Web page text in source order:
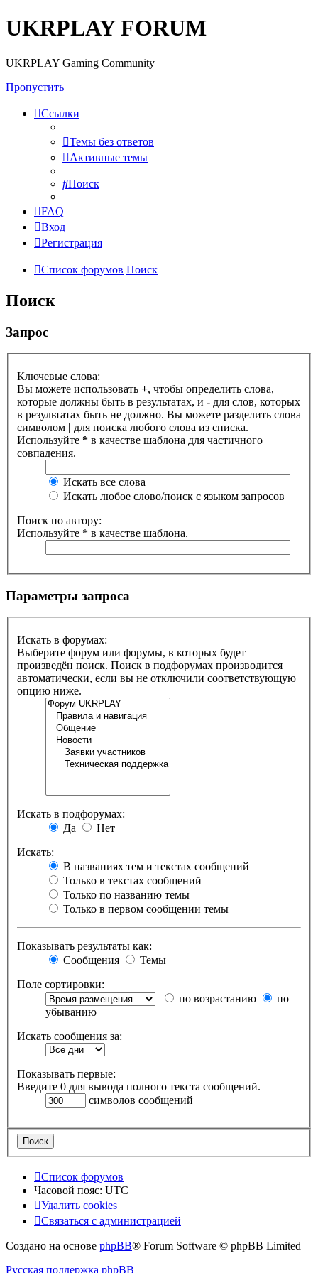
UKRPLAY FORUM
UKRPLAY Gaming Community
Пропустить
Ссылки
Темы без ответов
Активные темы
Поиск
FAQ
Вход
Регистрация
Список форумов Поиск
Поиск
Запрос
Ключевые слова:
Вы можете использовать +, чтобы определить слова,
которые должны быть в результатах, и - для слов, которых
в результатах быть не должно. Вы можете разделить слова
символом | для поиска любого слова из списка.
Используйте * в качестве шаблона для частичного
совпадения.
Искать все слова
Искать любое слово/поиск с языком запросов
Поиск по автору:
Используйте * в качестве шаблона.
Параметры запроса
Искать в форумах:
Выберите форум или форумы, в которых будет
произведён поиск. Поиск в подфорумах производится
автоматически, если вы не отключили соответствующую
опцию ниже.
Искать в подфорумах:
Да
Нет
Искать:
В названиях тем и текстах сообщений
Только в текстах сообщений
Только по названию темы
Только в первом сообщении темы
Показывать результаты как:
Сообщения
Темы
Поле сортировки:
по возрастанию
по
убыванию
Искать сообщения за:
Показывать первые:
Введите 0 для вывода полного текста сообщений.
символов сообщений
Список форумов
Часовой пояс: UTC
Удалить cookies
Связаться с администрацией
Создано на основе phpBB® Forum Software © phpBB Limited
Русская поддержка phpBB